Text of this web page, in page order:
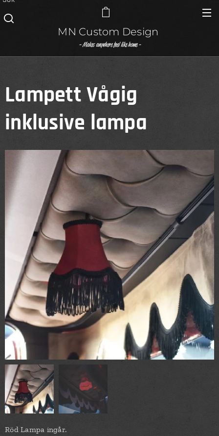
MN Custom Design
- Makes anywhere feel like home -
Lampett Vågig
inklusive lampa
Röd Lampa ingår.